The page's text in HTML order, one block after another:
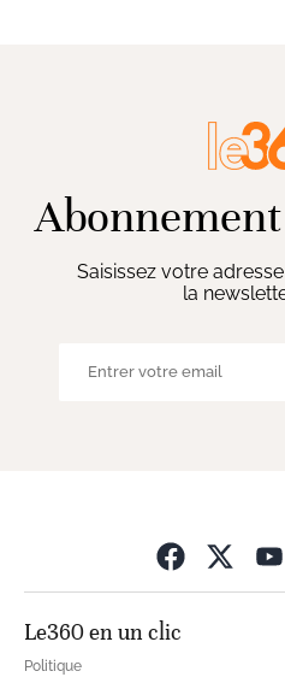
Saisissez votre
la
Le360 en un clic
Politique